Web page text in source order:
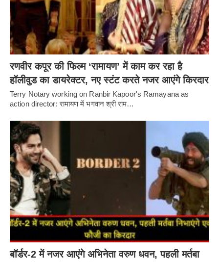
रणवीर कपूर की फिल्म ‘रामायण’ में काम कर रहा है
हॉलीवुड का डायरेक्टर, नए स्टंट करते नजर आएंगे किरदार
Terry Notary working on Ranbir Kapoor's Ramayana as
action director: रामायण में भगवान श्री राम…
बॉर्डर-2 में नजर आएंगे अभिनेता वरुण धवन, पहली मर्तबा